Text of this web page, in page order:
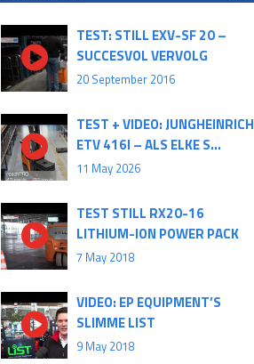
TEST: STILL EXV-SF 20 –
SUCCESVOL VERVOLG
20 September 2016
TEST + VIDEO: JUNGHEINRICH
ETV 416I – ALS ELKE S...
11 May 2026
TEST STILL RX20-16
LITHIUM-ION POWER PACK
7 May 2018
VIDEO: EP EQUIPMENT’S
SLIMME LIST
9 May 2018